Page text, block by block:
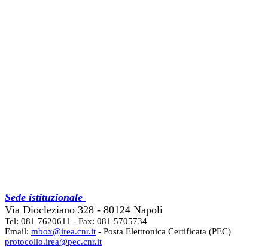
Sede istituzionale
Via Diocleziano 328 - 80124 Napoli
Tel: 081 7620611 - Fax: 081 5705734
Email: mbox@irea.cnr.it - Posta Elettronica Certificata (PEC)
protocollo.irea@pec.cnr.it